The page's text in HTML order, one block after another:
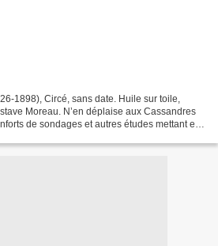
1898), Circé, sans date. Huile sur toile,
Moreau. N’en déplaise aux Cassandres
de sondages et autres études mettant en